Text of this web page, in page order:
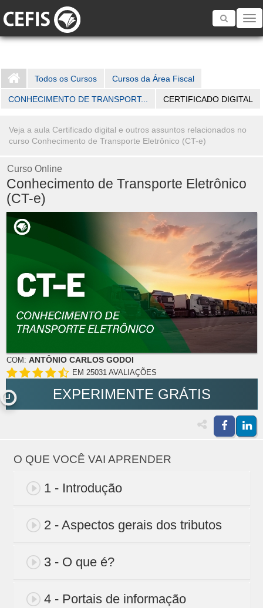
Toggle
Todos os Cursos Cursos da Área Fiscal
CONHECIMENTO DE TRANSPORT... CERTIFICADO DIGITAL
Veja a aula Certificado digital e outros assuntos relacionados no
curso Conhecimento de Transporte Eletrônico (CT-e)
Curso Online
Conhecimento de Transporte Eletrônico
(CT-e)
COM: ANTÔNIO CARLOS GODOI
EM 25031 AVALIAÇÕES
EXPERIMENTE GRÁTIS
O QUE VOCÊ VAI APRENDER
1 - Introdução
2 - Aspectos gerais dos tributos
3 - O que é?
4 - Portais de informação